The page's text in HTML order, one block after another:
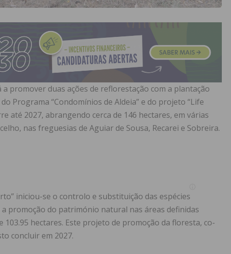
promover duas ações de reflorestação com a plantação
Programa “Condomínios de Aldeia” e do projeto “Life
até 2027, abrangendo cerca de 146 hectares, em várias
nas freguesias de Aguiar de Sousa, Recarei e Sobreira.
iniciou-se o controlo e substituição das espécies
promoção do património natural nas áreas definidas
hectares. Este projeto de promoção da floresta, co-
concluir em 2027.